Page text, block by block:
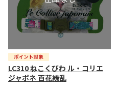
LC310 ねこくびわ ル・コリエ
ジャポネ 百花繚乱